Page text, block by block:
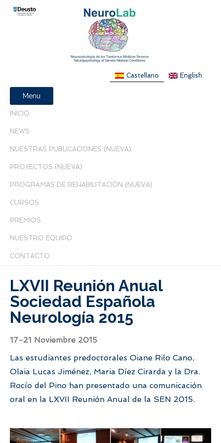
Castellano English
Menu
INICIO
NEWS
NUESTRAS PUBLICACIONES (NUEVA)
PROYECTOS (NUEVA)
PROGRAMAS DE REHABILITACIÓN (NUEVA)
CURSOS
PREMIOS
NUESTRO EQUIPO
CONTACTO
LXVII Reunión Anual
Sociedad Española
Neurología 2015
17-21 Noviembre 2015
Las estudiantes predoctorales Oiane Rilo Cano,
Olaia Lucas Jiménez, Maria Díez Cirarda y la Dra.
Rocío del Pino han presentado una comunicación
oral en la LXVII Reunión Anual de la SEN 2015.